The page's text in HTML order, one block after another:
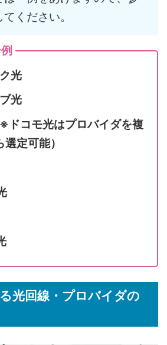
ください。
光
光
ドコモ光はプロバイダを複
定可能）
光回線・プロバイダの